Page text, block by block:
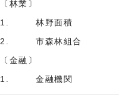
〔林業〕
1. 林野面積
2. 市森林組合
〔金融〕
1. 金融機関